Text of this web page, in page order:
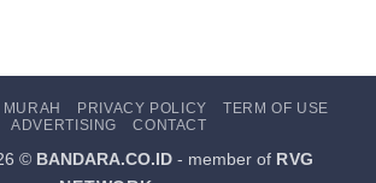
PRIVACY POLICY
TERM OF USE
ADVERTISING
CONTACT
© BANDARA.CO.ID- member of RVG